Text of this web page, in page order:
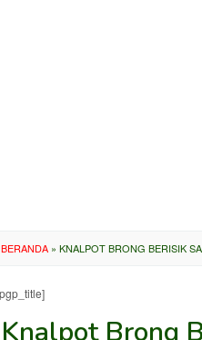
BERANDA » KNALPOT BRONG BERISIK
Knalpot Brong